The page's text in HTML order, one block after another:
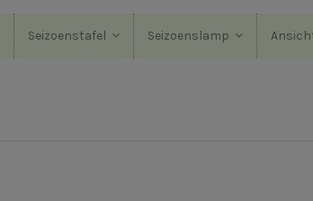
Seizoenstafel Seizoenslamp